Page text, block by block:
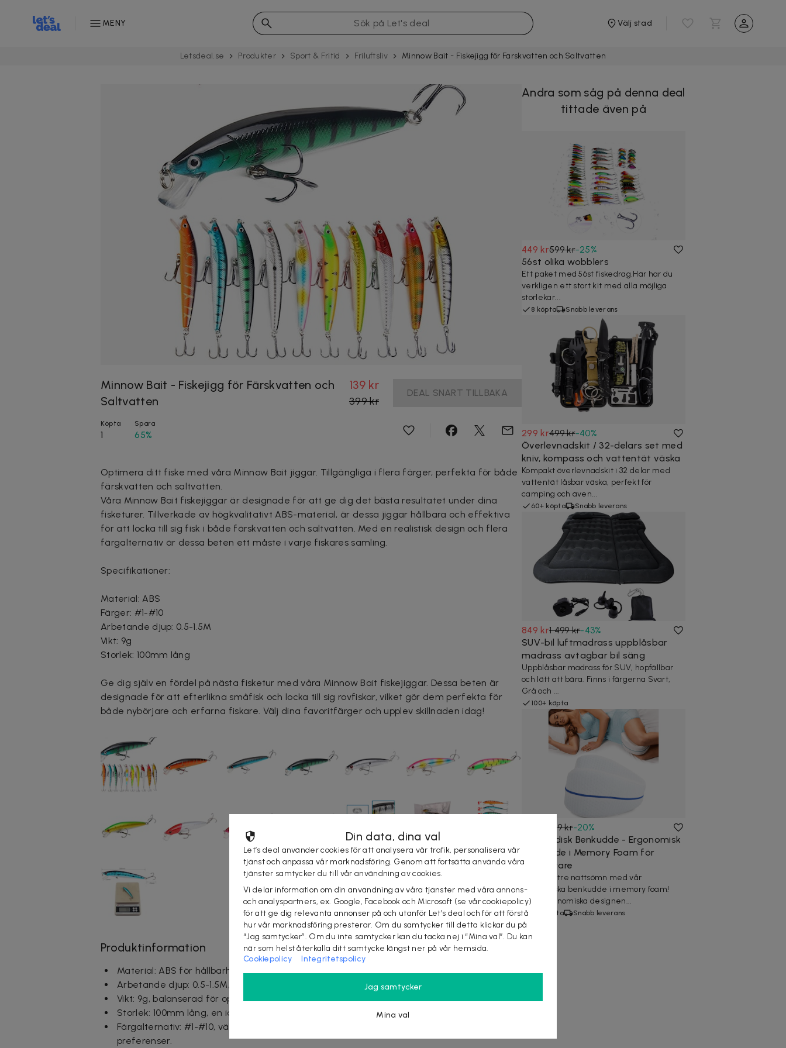
MENY Välj stad
Letsdeal.se Produkter Sport & Fritid Friluftsliv Minnow Bait - Fiskejigg för Färskvatten och Saltvatten
Minnow Bait - Fiskejigg för Färskvatten och
Saltvatten
139 kr
399 kr
DEAL SNART TILLBAKA
Köpta
1
Spara
65%
Optimera ditt fiske med våra Minnow Bait jiggar. Tillgängliga i flera färger, perfekta för både
färskvatten och saltvatten.
Våra Minnow Bait fiskejiggar är designade för att ge dig det bästa resultatet under dina
fisketurer. Tillverkade av högkvalitativt ABS-material, är dessa jiggar hållbara och effektiva
för att locka till sig fisk i både färskvatten och saltvatten. Med en realistisk design och flera
färgalternativ är dessa beten ett måste i varje fiskares samling.
Specifikationer:
Material: ABS
Färger: #1-#10
Arbetande djup: 0.5-1.5M
Vikt: 9g
Storlek: 100mm lång
Ge dig själv en fördel på nästa fisketur med våra Minnow Bait fiskejiggar. Dessa beten är
designade för att efterlikna småfisk och locka till sig rovfiskar, vilket gör dem perfekta för
både nybörjare och erfarna fiskare. Välj dina favoritfärger och upplev skillnaden idag!
Produktinformation
Material: ABS för hållbarhet och långvarig användning.
Arbetande djup: 0.5-1.5M, perfekt för olika fiskförhållanden.
Vikt: 9g, balanserad för optimal kastning och simning.
Storlek: 100mm lång, en idealisk storlek för att locka olika fiskarter.
Färgalternativ: #1-#10, välj mellan flera attraktiva färger för att matcha dina behov och
preferenser.
Andra som såg på denna deal
tittade även på
449 kr599 kr-25%
56st olika wobblers
Ett paket med 56st fiskedrag.Här har du
verkligen ett stort kit med alla möjliga
storlekar...
8 köpta Snabb leverans
299 kr499 kr-40%
Överlevnadskit / 32-delars set med
kniv, kompass och vattentät väska
Kompakt överlevnadskit i 32 delar med
vattentät låsbar väska, perfekt för
camping och även...
60+ köpta Snabb leverans
849 kr1 499 kr-43%
SUV-bil luftmadrass uppblåsbar
madrass avtagbar bil säng
Uppblåsbar madrass för SUV, hopfällbar
och lätt att bära. Finns i färgerna Svart,
Grå och ...
100+ köpta
249 kr-20%
Ortopedisk Benkudde - Ergonomisk
Knäkudde i Memory Foam för
Sidosovare
Få en bättre nattsömn med vår
ortopediska benkudde i memory foam!
Den ergonomiska designen...
10+ köpta Snabb leverans
Din data, dina val
Let’s deal använder cookies för att analysera vår trafik, personalisera vår
tjänst och anpassa vår marknadsföring. Genom att fortsätta använda våra
tjänster samtycker du till vår användning av cookies.
Vi delar information om din användning av våra tjänster med våra annons-
och analyspartners, ex. Google, Facebook och Microsoft (se vår cookiepolicy)
för att ge dig relevanta annonser på och utanför Let’s deal och för att förstå
hur vår marknadsföring presterar. Om du samtycker till detta klickar du på
“Jag samtycker”. Om du inte samtycker kan du tacka nej i “Mina val”. Du kan
när som helst återkalla ditt samtycke längst ner på vår hemsida.
Cookiepolicy
Integritetspolicy
Jag samtycker
Mina val